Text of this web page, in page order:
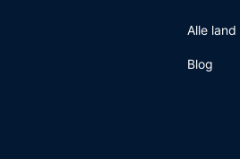
Alle land
Blog